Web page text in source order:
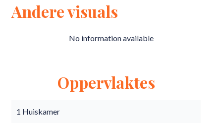
Andere visuals
No information available
Oppervlaktes
1 Huiskamer